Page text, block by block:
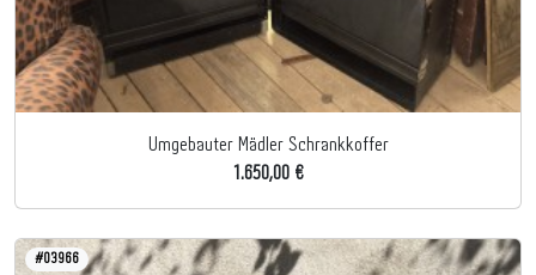
Umgebauter Mädler Schrankkoffer
1.650,00 €
#03966